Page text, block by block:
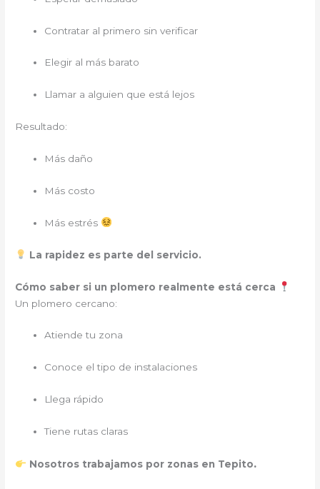
Contratar al primero sin verificar
Elegir al más barato
Llamar a alguien que está lejos
Resultado:
Más daño
Más costo
Más estrés
La rapidez es parte del servicio.
Cómo saber si un plomero realmente está cerca
Un plomero cercano:
Atiende tu zona
Conoce el tipo de instalaciones
Llega rápido
Tiene rutas claras
Nosotros trabajamos por zonas en Tepito.